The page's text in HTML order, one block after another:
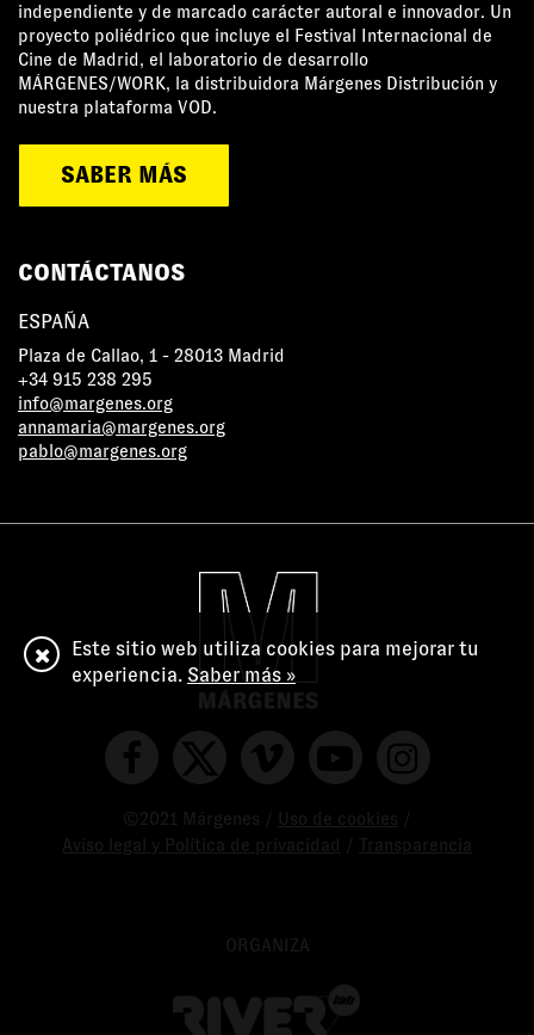
independiente y de marcado carácter autoral e innovador. Un
proyecto poliédrico que incluye el Festival Internacional de
Cine de Madrid, el laboratorio de desarrollo
MÁRGENES/WORK, la distribuidora Márgenes Distribución y
nuestra plataforma VOD.
SABER MÁS
CONTÁCTANOS
ESPAÑA
Plaza de Callao, 1 - 28013 Madrid
+34 915 238 295
info@margenes.org
annamaria@margenes.org
pablo@margenes.org
©2021 Márgenes / Uso de cookies
Aviso legal y Política de privacidad
Transparencia
ORGANIZA
Este sitio web utiliza cookies para mejorar tu
experiencia. Saber más »